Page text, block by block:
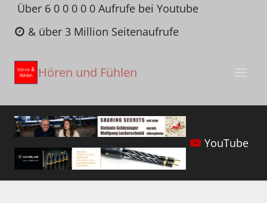
Zum
Inhalt
springen
Über 6 0 0 0 0 0 Aufrufe bei Youtube
& über 3 Million Seitenaufrufe
Hören und Fühlen
YouTube